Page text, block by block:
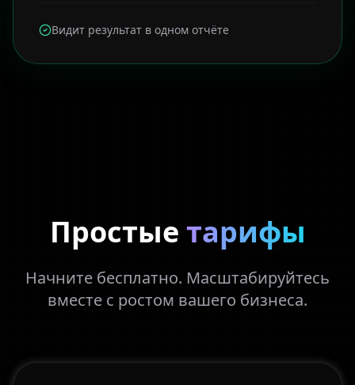
Видит результат в одном отчёте
Простые тарифы
Начните бесплатно. Масштабируйтесь
вместе с ростом вашего бизнеса.